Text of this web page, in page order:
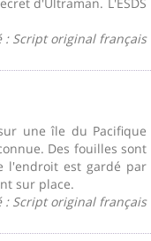
: Script original français
une île du Pacifique
Des fouilles sont
l'endroit est gardé par
sur place.
: Script original français